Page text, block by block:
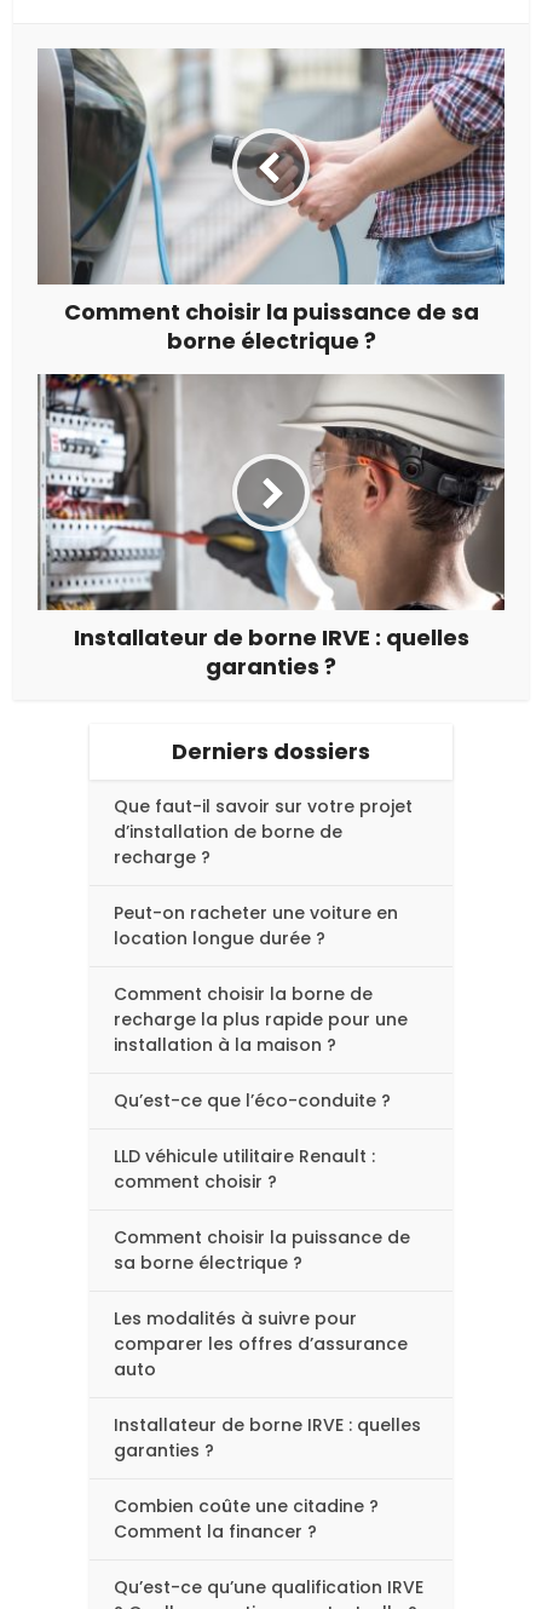
Comment choisir la puissance de sa
borne électrique ?
Installateur de borne IRVE : quelles
garanties ?
Derniers dossiers
Que faut-il savoir sur votre projet
d’installation de borne de
recharge ?
Peut-on racheter une voiture en
location longue durée ?
Comment choisir la borne de
recharge la plus rapide pour une
installation à la maison ?
Qu’est-ce que l’éco-conduite ?
LLD véhicule utilitaire Renault :
comment choisir ?
Comment choisir la puissance de
sa borne électrique ?
Les modalités à suivre pour
comparer les offres d’assurance
auto
Installateur de borne IRVE : quelles
garanties ?
Combien coûte une citadine ?
Comment la financer ?
Qu’est-ce qu’une qualification IRVE